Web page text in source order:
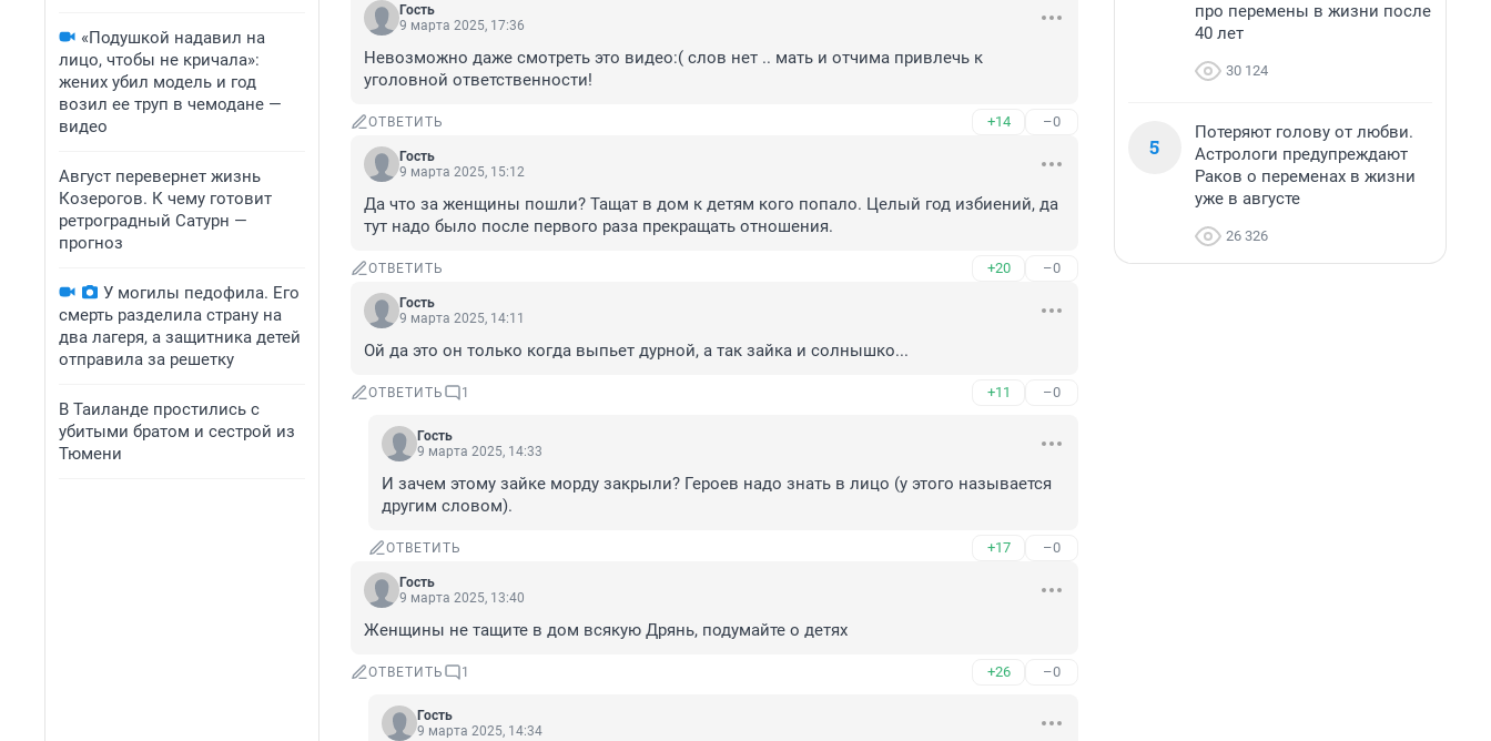
«Подушкой надавил на
лицо, чтобы не кричала»:
жених убил модель и год
возил ее труп в чемодане —
видео
Август перевернет жизнь
Козерогов. К чему готовит
ретроградный Сатурн —
прогноз
У могилы педофила. Его
смерть разделила страну на
два лагеря, а защитника детей
отправила за решетку
В Таиланде простились с
убитыми братом и сестрой из
Тюмени
Гость
9 марта 2025, 17:36
Невозможно даже смотреть это видео:( слов нет .. мать и отчима привлечь к
уголовной ответственности!
ОТВЕТИТЬ +14 –0
Гость
9 марта 2025, 15:12
Да что за женщины пошли? Тащат в дом к детям кого попало. Целый год избиений, да
тут надо было после первого раза прекращать отношения.
ОТВЕТИТЬ +20 –0
Гость
9 марта 2025, 14:11
Ой да это он только когда выпьет дурной, а так зайка и солнышко...
ОТВЕТИТЬ 1 +11 –0
Гость
9 марта 2025, 14:33
И зачем этому зайке морду закрыли? Героев надо знать в лицо (у этого называется
другим словом).
ОТВЕТИТЬ +17 –0
Гость
9 марта 2025, 13:40
Женщины не тащите в дом всякую Дрянь, подумайте о детях
ОТВЕТИТЬ 1 +26 –0
Гость
9 марта 2025, 14:34
про перемены в жизни после
40 лет
30 124
5
Потеряют голову от любви.
Астрологи предупреждают
Раков о переменах в жизни
уже в августе
26 326